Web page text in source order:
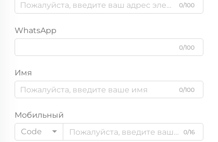
0/100
WhatsApp
0/100
Имя
0/100
Мобильный
Code
0/16